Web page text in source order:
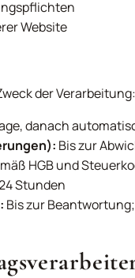
Website
der Verarbeitung:
danach
Bis zur
HGB und
Stunden
Bis zur